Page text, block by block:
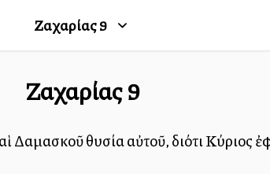
Ζαχαρίας9
Ζαχαρίας9
Δαμασκοῦ θυσία αὐτοῦ, διότι